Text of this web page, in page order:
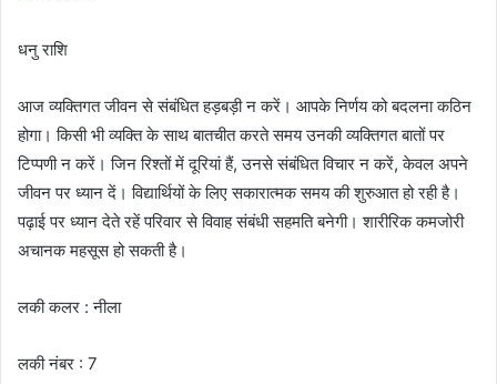
धनु राशि
आज व्यक्तिगत जीवन से संबंधित हड़बड़ी न करें। आपके निर्णय को बदलना कठिन
होगा। किसी भी व्यक्ति के साथ बातचीत करते समय उनकी व्यक्तिगत बातों पर
टिप्पणी न करें। जिन रिश्तों में दूरियां हैं, उनसे संबंधित विचार न करें, केवल अपने
जीवन पर ध्यान दें। विद्यार्थियों के लिए सकारात्मक समय की शुरुआत हो रही है।
पढ़ाई पर ध्यान देते रहें परिवार से विवाह संबंधी सहमति बनेगी। शारीरिक कमजोरी
अचानक महसूस हो सकती है।
लकी कलर : नीला
लकी नंबर : 7